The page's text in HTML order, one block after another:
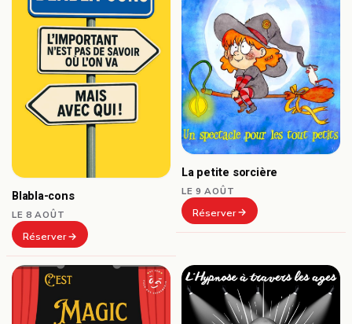
Blabla-cons
LE 8 AOÛT
Réserver
La petite sorcière
LE 9 AOÛT
Réserver